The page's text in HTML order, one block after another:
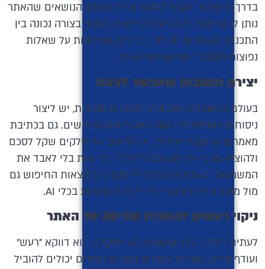
בדרך זו אפשר להגיד למנועי החיפוש מה הנושאים שהאתר
נותן להם מענה ולכוון את הגולשים לעבור בצורה נכונה בין
התכנים הקשורים זה לזה. כך ניתן גם לענות על שאלות
נפוצות ולהגביר את אמינות האתר.
יצירת תשובות שאפשר לצטט
בעולם בו אנשים מחפשים תשובות מהירות, יש ליצור
ניסוחים שמתאימים למה שהגולשים מחפשים. גם בכתיבת
מאמרים או עמודי שירות, יש לחשוב על חלקים שקל לסכם
ולהוציא מהם את המשפט המרכזי וכל זאת בלי לאבד את
המשמעות. פעולה זו עוזרת להתקדם בתוצאות החיפוש גם
מול מנועי החיפוש וגם יכול להגביר נוכחות בכלי AI.
ניקוי רעשים להחזרת שליטה על האתר
לעתים הסיבה לכך שהאתר לא מתקדם הוא דווקא ״רעש״
ועודף מידע. עשרות עמודים ותכנים כפולים יכולים להוביל